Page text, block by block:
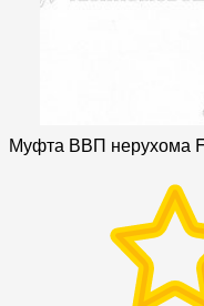
Муфта ВВП нерухома